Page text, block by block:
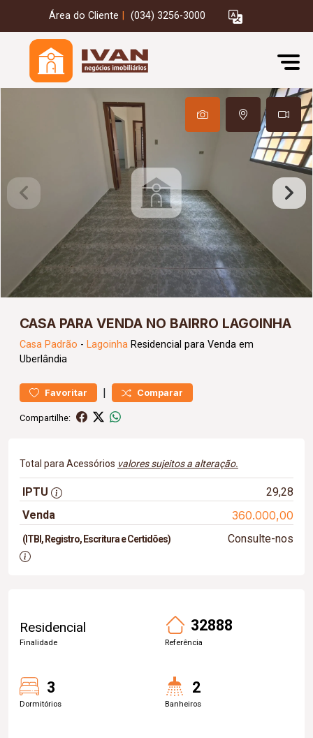
Área do Cliente (034) 3256-3000
CASA PARA VENDA NO BAIRRO LAGOINHA
Casa Padrão - Lagoinha Residencial para Venda em
Uberlândia
Favoritar | Comparar
Compartilhe:
Total para Acessórios valores sujeitos a alteração.
IPTU
29,28
Venda
360.000,00
(ITBI, Registro, Escritura e Certidões) Consulte-nos
Residencial
Finalidade
32888
Referência
3
Dormitórios
2
Banheiros